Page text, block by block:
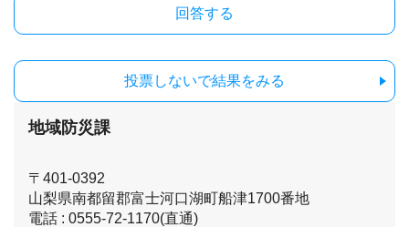
投票しないで結果をみる
地域防災課
〒401-0392
山梨県南都留郡富士河口湖町船津1700番地
電話 : 0555-72-1170(直通)